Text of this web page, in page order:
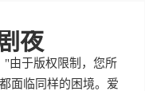
夜
"由于版权限制，您所
面临同样的困境。爱